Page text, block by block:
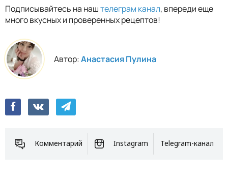
Подписывайтесь на наштелеграм канал, впереди еще
много вкусных и проверенных рецептов!
Автор:Анастасия Пулина
Комментарий Instagram Telegram-канал